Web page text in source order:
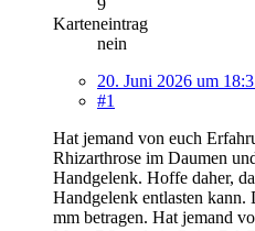
Karteneintrag
nein
20. Juni 2026 um
#1
Hat jemand von euch
Rhizarthrose im Daumen
Handgelenk. Hoffe daher,
Handgelenk entlasten kann.
mm betragen. Hat jemand